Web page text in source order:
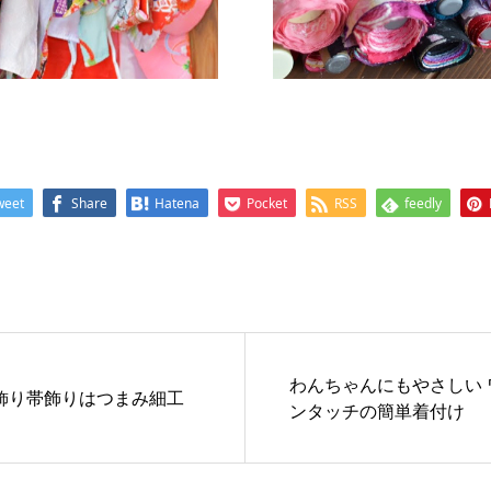
Share Hatena Pocket RSS feedly
り帯飾りはつまみ細工
わんちゃんにもやさしい
ンタッチの簡単着付け